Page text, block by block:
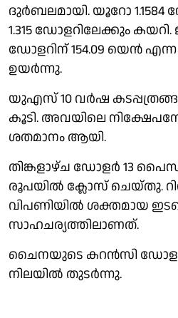
ദുര്‍ബലമായി. യൂറോ 1.1584
1.315 ഡോളറിലേക്കും
ഡോളറിന് 154.09 യെന്‍ എന്ന
ഉയര്‍ന്നു.
യുഎസ് 10 വര്‍ഷ
കൂടി. അവയിലെ
ശതമാനം ആയി.
തിങ്കളാഴ്ച ഡോളര്‍ 13 പൈസ
രൂപയില്‍ ക്ലോസ് ചെയ്തു.
വിപണിയില്‍ ശക്തമായ
സാഹചര്യത്തിലാണത്.
ചൈനയുടെ കറന്‍സി
നിലയില്‍ തുടര്‍ന്നു.